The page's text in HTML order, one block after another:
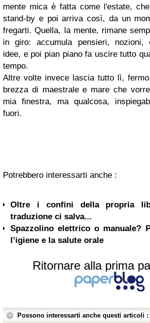
mente mica è fatta come l'estate,
stand-by e poi arriva così, da un
fregarti. Quella, la mente, rimane
in giro: accumula pensieri, nozioni,
idee, e poi pian piano fa uscire tutto
tempo.
Altre volte invece lascia tutto lì,
brezza di maestrale e mare che
mia finestra, ma qualcosa,
fuori.
Potrebbero interessarti anche :
Oltre i confini della propria
traduzione ci salva...
Spazzolino elettrico o manuale?
l’igiene e la salute orale
Ritornare alla prima
Possono interessarti anche questi articoli :